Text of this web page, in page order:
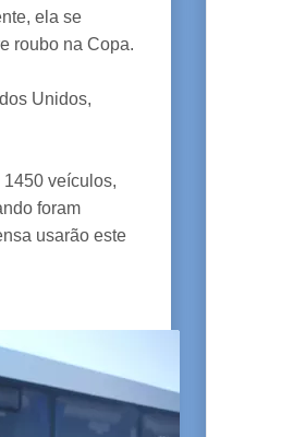
ela se
roubo na Copa.
Unidos,
veículos,
foram
usarão este